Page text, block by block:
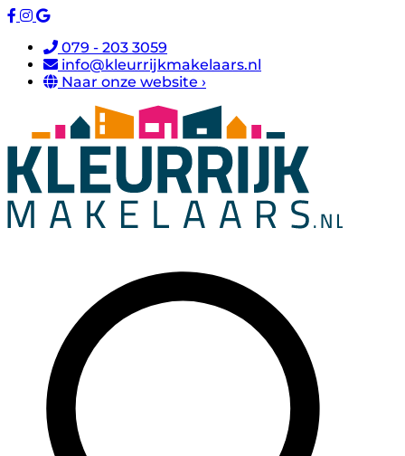
079 - 203 3059
info@kleurrijkmakelaars.nl
Naar onze website ›